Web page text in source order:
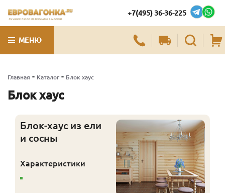
ЛУЧШИЕ ПИЛОМАТЕРИАЛЫ В МОСКВЕ
+7(495) 36-36-225
МЕНЮ
Главная - Каталог - Блок хаус
Блок хаус
Блок-хаус из ели
и сосны
Характеристики